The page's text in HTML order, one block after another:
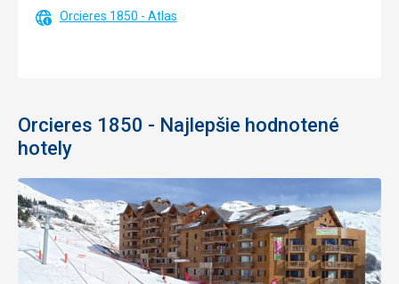
Orcieres 1850 - Atlas
Orcieres 1850 - Najlepšie hodnotené
hotely